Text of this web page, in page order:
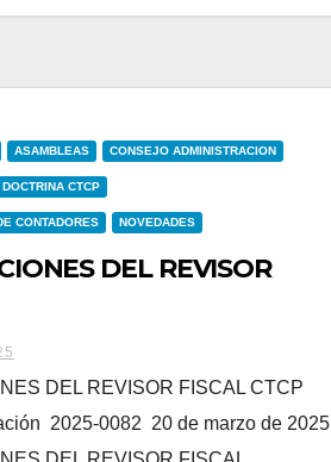
ASAMBLEAS CONSEJO ADMINISTRACION
DOCTRINA CTCP
CONTADORES NOVEDADES
DEL REVISOR
DEL REVISOR FISCAL CTCP
2025-0082 20 de marzo de 2025